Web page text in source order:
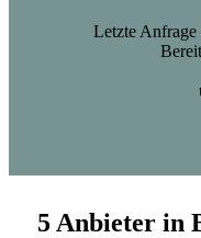
Letzte
5 Anbieter in